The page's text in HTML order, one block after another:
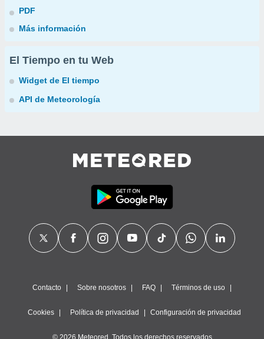
PDF
Más información
El Tiempo en tu Web
Widget de El tiempo
API de Meteorología
Contacto Sobre nosotros FAQ Términos de uso
Cookies Política de privacidad Configuración de privacidad
© 2026 Meteored. Todos los derechos reservados